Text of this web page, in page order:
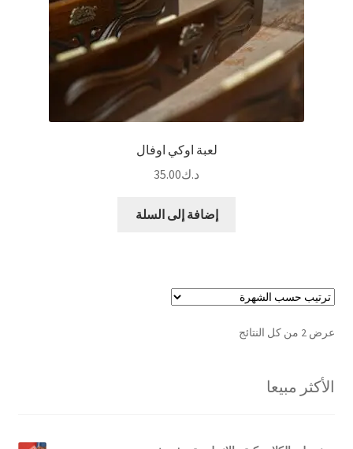
لعبة اوكي اوفال
د.ك35.00
إضافة إلى السلة
عرض ⁦2⁩ من كل النتائج
تم
الأكثر مبيعا